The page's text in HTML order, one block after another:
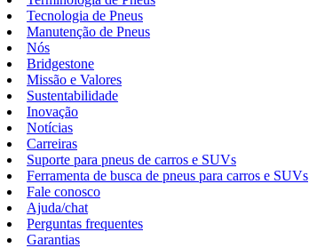
Tecnologia de Pneus
Manutenção de Pneus
Nós
Bridgestone
Missão e Valores
Sustentabilidade
Inovação
Notícias
Carreiras
Suporte para pneus de carros e SUVs
Ferramenta de busca de pneus para carros e SUVs
Fale conosco
Ajuda/chat
Perguntas frequentes
Garantias